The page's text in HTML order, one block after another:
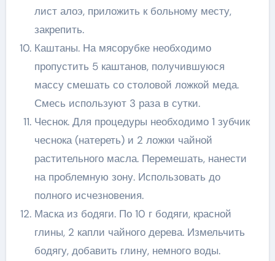
лист алоэ, приложить к больному месту,
закрепить.
Каштаны. На мясорубке необходимо
пропустить 5 каштанов, получившуюся
массу смешать со столовой ложкой меда.
Смесь используют 3 раза в сутки.
Чеснок. Для процедуры необходимо 1 зубчик
чеснока (натереть) и 2 ложки чайной
растительного масла. Перемешать, нанести
на проблемную зону. Использовать до
полного исчезновения.
Маска из бодяги. По 10 г бодяги, красной
глины, 2 капли чайного дерева. Измельчить
бодягу, добавить глину, немного воды.